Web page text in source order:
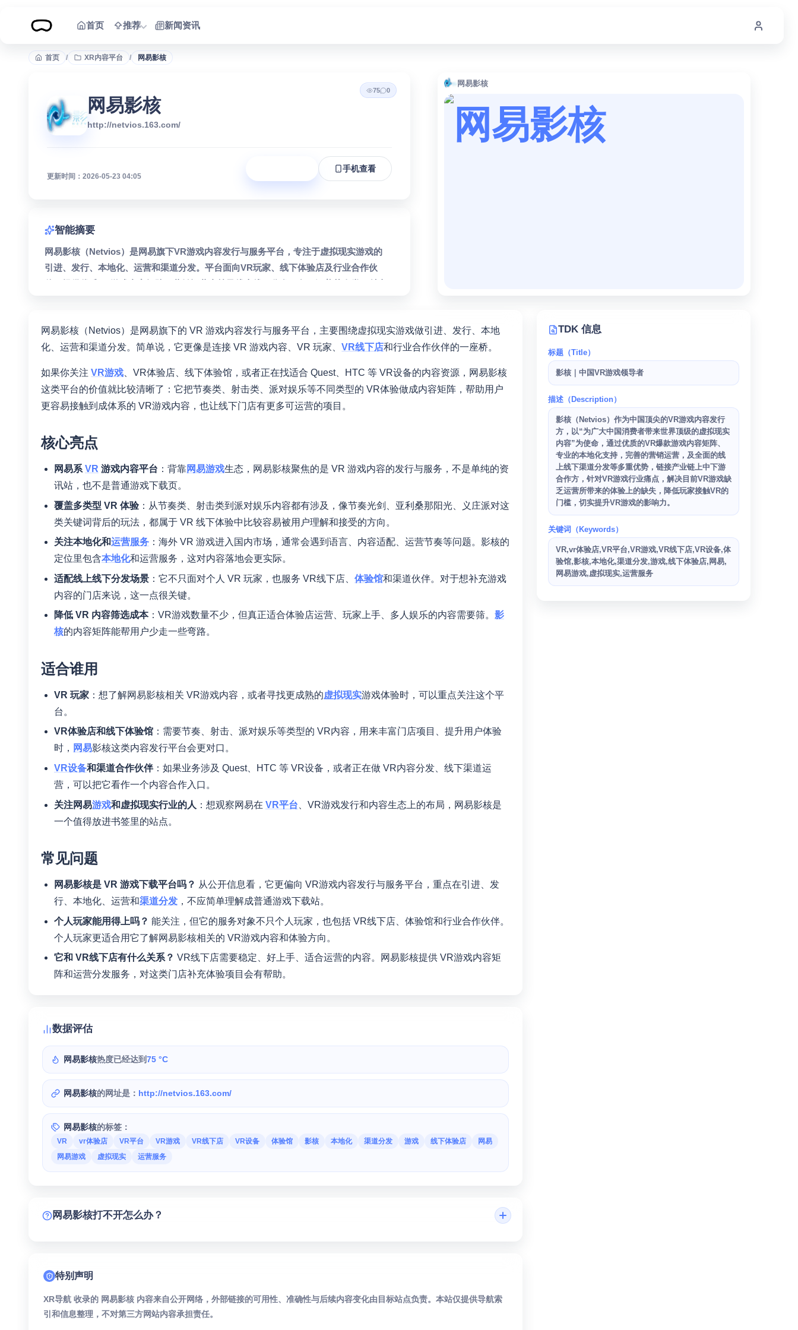
首页
推荐 新闻资讯
首页 / XR内容平台 / 网易影核
75 0
网易影核
http://netvios.163.com/
更新时间：2026-05-23 04:05
手机查看
智能摘要
网易影核（Netvios）是网易旗下VR游戏内容发行与服务平台，专注于虚拟现实游戏的
引进、发行、本地化、运营和渠道分发。平台面向VR玩家、线下体验店及行业合作伙
网易影核
网易影核（Netvios）是网易旗下的 VR 游戏内容发行与服务平台，主要围绕虚拟现实游戏做引进、发行、本地
化、运营和渠道分发。简单说，它更像是连接 VR 游戏内容、VR 玩家、VR线下店和行业合作伙伴的一座桥。
如果你关注VR游戏 、VR体验店、线下体验馆，或者正在找适合 Quest、HTC 等 VR设备的内容资源，网易影核
这类平台的价值就比较清晰了：它把节奏类、射击类、派对娱乐等不同类型的 VR体验做成内容矩阵，帮助用户
更容易接触到成体系的 VR游戏内容，也让线下门店有更多可运营的项目。
核心亮点
网易系 VR 游戏内容平台 ：背靠网易游戏生态，网易影核聚焦的是 VR 游戏内容的发行与服务，不是单纯的资
讯站，也不是普通游戏下载页。
覆盖多类型 VR 体验：从节奏类、射击类到派对娱乐内容都有涉及，像节奏光剑、亚利桑那阳光、义庄派对这
类关键词背后的玩法，都属于 VR 线下体验中比较容易被用户理解和接受的方向。
关注本地化和运营服务：海外 VR 游戏进入国内市场，通常会遇到语言、内容适配、运营节奏等问题。影核的
定位里包含本地化和运营服务，这对内容落地会更实际。
适配线上线下分发场景：它不只面对个人 VR 玩家，也服务 VR线下店、 体验馆和渠道伙伴。对于想补充游戏
内容的门店来说，这一点很关键。
降低 VR 内容筛选成本：VR游戏数量不少，但真正适合体验店运营、玩家上手、多人娱乐的内容需要筛。 影
核的内容矩阵能帮用户少走一些弯路。
适合谁用
VR 玩家：想了解网易影核相关 VR游戏内容，或者寻找更成熟的虚拟现实游戏体验时，可以重点关注这个平
台。
VR体验店和线下体验馆：需要节奏、射击、派对娱乐等类型的 VR内容，用来丰富门店项目、提升用户体验
时， 网易影核这类内容发行平台会更对口。
VR设备和渠道合作伙伴：如果业务涉及 Quest、HTC 等 VR设备，或者正在做 VR内容分发、线下渠道运
营，可以把它看作一个内容合作入口。
关注网易游戏和虚拟现实行业的人 ：想观察网易在 VR平台 、VR游戏发行和内容生态上的布局，网易影核是
一个值得放进书签里的站点。
常见问题
网易影核是 VR 游戏下载平台吗？ 从公开信息看，它更偏向 VR游戏内容发行与服务平台，重点在引进、发
行、本地化、运营和渠道分发，不应简单理解成普通游戏下载站。
个人玩家能用得上吗？ 能关注，但它的服务对象不只个人玩家，也包括 VR线下店、体验馆和行业合作伙伴。
个人玩家更适合用它了解网易影核相关的 VR游戏内容和体验方向。
它和 VR线下店有什么关系？ VR线下店需要稳定、好上手、适合运营的内容。网易影核提供 VR游戏内容矩
阵和运营分发服务，对这类门店补充体验项目会有帮助。
数据评估
网易影核热度已经达到75 °C
网易影核的网址是： http://netvios.163.com/
网易影核的标签：
VR vr体验店 VR平台 VR游戏 VR线下店 VR设备 体验馆 影核 本地化 渠道分发 游戏 线下体验店
网易
网易游戏
虚拟现实 运营服务
网易影核打不开怎么办？
特别声明
XR导航 收录的 网易影核 内容来自公开网络，外部链接的可用性、准确性与后续内容变化由目标站点负责。本站仅提供导航索
引和信息整理，不对第三方网站内容承担责任。
TDK 信息
标题（Title）
影核｜中国VR游戏领导者
描述（Description）
影核（Netvios）作为中国顶尖的VR游戏内容发行
方，以“为广大中国消费者带来世界顶级的虚拟现实
内容”为使命，通过优质的VR爆款游戏内容矩阵、
专业的本地化支持，完善的营销运营，及全面的线
上线下渠道分发等多重优势，链接产业链上中下游
合作方，针对VR游戏行业痛点，解决目前VR游戏缺
乏运营所带来的体验上的缺失，降低玩家接触VR的
门槛，切实提升VR游戏的影响力。
关键词（Keywords）
VR,vr体验店,VR平台,VR游戏,VR线下店,VR设备,体
验馆,影核,本地化,渠道分发,游戏,线下体验店,网易,
网易游戏,虚拟现实,运营服务